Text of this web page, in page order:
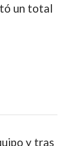
un total
y tras